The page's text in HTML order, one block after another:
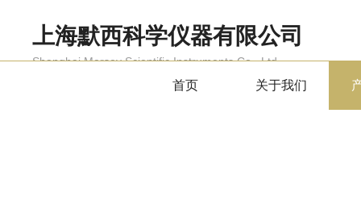
上海默西科学仪器有限公司
Shanghai Mersey Scientific Instruments Co., Ltd.
首页 关于我们